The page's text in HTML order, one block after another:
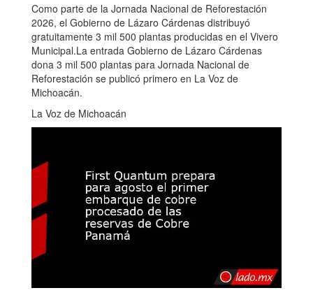
Como parte de la Jornada Nacional de Reforestación
2026, el Gobierno de Lázaro Cárdenas distribuyó
gratuitamente 3 mil 500 plantas producidas en el Vivero
Municipal.La entrada Gobierno de Lázaro Cárdenas
dona 3 mil 500 plantas para Jornada Nacional de
Reforestación se publicó primero en La Voz de
Michoacán.
La Voz de Michoacán